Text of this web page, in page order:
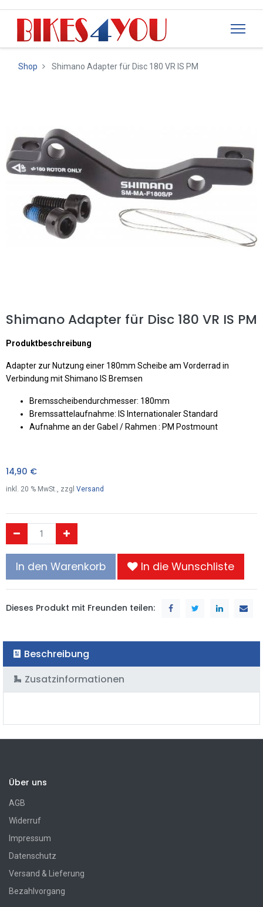
Shop Shimano Adapter für Disc 180 VR IS PM
Shimano Adapter für Disc 180 VR IS PM
Produktbeschreibung
Adapter zur Nutzung einer 180mm Scheibe am Vorderrad in
Verbindung mit Shimano IS Bremsen
Bremsscheibendurchmesser: 180mm
Bremssattelaufnahme: IS Internationaler Standard
Aufnahme an der Gabel / Rahmen : PM Postmount
14,90 €
inkl. 20 % MwSt., zzgl Versand
In den Warenkorb In die Wunschliste
Dieses Produkt mit Freunden teilen:
Beschreibung
Zusatzinformationen
Über uns
AGB
Widerruf
Impressum
Datenschutz
Versand & Lieferung
Bezahlvorgang